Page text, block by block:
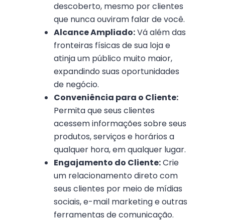
descoberto, mesmo por clientes
que nunca ouviram falar de você.
Alcance Ampliado:Vá além das
fronteiras físicas de sua loja e
atinja um público muito maior,
expandindo suas oportunidades
de negócio.
Conveniência para o Cliente:
Permita que seus clientes
acessem informações sobre seus
produtos, serviços e horários a
qualquer hora, em qualquer lugar.
Engajamento do Cliente:Crie
um relacionamento direto com
seus clientes por meio de mídias
sociais, e-mail marketing e outras
ferramentas de comunicação.